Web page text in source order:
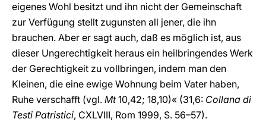
eigenes Wohl besitzt und ihn nicht der Gemeinschaft
zur Verfügung stellt zugunsten all jener, die ihn
brauchen. Aber er sagt auch, daß es möglich ist, aus
dieser Ungerechtigkeit heraus ein heilbringendes Werk
der Gerechtigkeit zu vollbringen, indem man den
Kleinen, die eine ewige Wohnung beim Vater haben,
Ruhe verschafft (vgl. Mt10,42; 18,10)« (31,6: Collana di
Testi Patristici, CXLVIII, Rom 1999, S. 56–57).